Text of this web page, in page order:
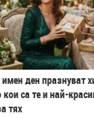
имен ден празнуват
са те и най-
тях